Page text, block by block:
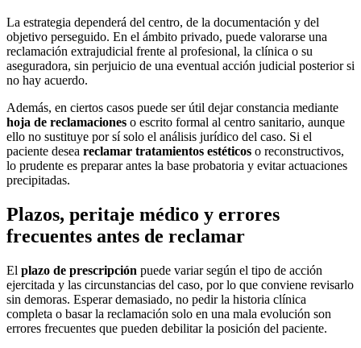
La estrategia dependerá del centro, de la documentación y del
objetivo perseguido. En el ámbito privado, puede valorarse una
reclamación extrajudicial frente al profesional, la clínica o su
aseguradora, sin perjuicio de una eventual acción judicial posterior si
no hay acuerdo.
Además, en ciertos casos puede ser útil dejar constancia mediante
hoja de reclamaciones o escrito formal al centro sanitario, aunque
ello no sustituye por sí solo el análisis jurídico del caso. Si el
paciente desea reclamar tratamientos estéticos o reconstructivos,
lo prudente es preparar antes la base probatoria y evitar actuaciones
precipitadas.
Plazos, peritaje médico y errores
frecuentes antes de reclamar
El plazo de prescripción puede variar según el tipo de acción
ejercitada y las circunstancias del caso, por lo que conviene revisarlo
sin demoras. Esperar demasiado, no pedir la historia clínica
completa o basar la reclamación solo en una mala evolución son
errores frecuentes que pueden debilitar la posición del paciente.